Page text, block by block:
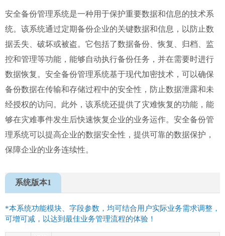
安全备份管理系统是一种用于保护重要数据和信息的技术系
统。该系统通过定期备份企业的关键数据和信息，以防止数
据丢失、破坏或被盗。它包括了数据备份、恢复、归档、监
控和管理等功能，能够自动执行备份任务，并在需要时进行
数据恢复。安全备份管理系统基于现代加密技术，可以确保
备份数据在传输和存储过程中的安全性，防止数据泄露和未
经授权的访问。此外，该系统还提供了灾难恢复的功能，能
够在灾难事件发生后快速恢复企业的业务运作。安全备份管
理系统可以提高企业的数据安全性，提供可靠的数据保护，
保障企业的业务连续性。
系统版本1
*本系统功能模块、字段参数，均可结合用户实际业务需求调整，
可增可减，以达到最佳业务管理流程的体验！